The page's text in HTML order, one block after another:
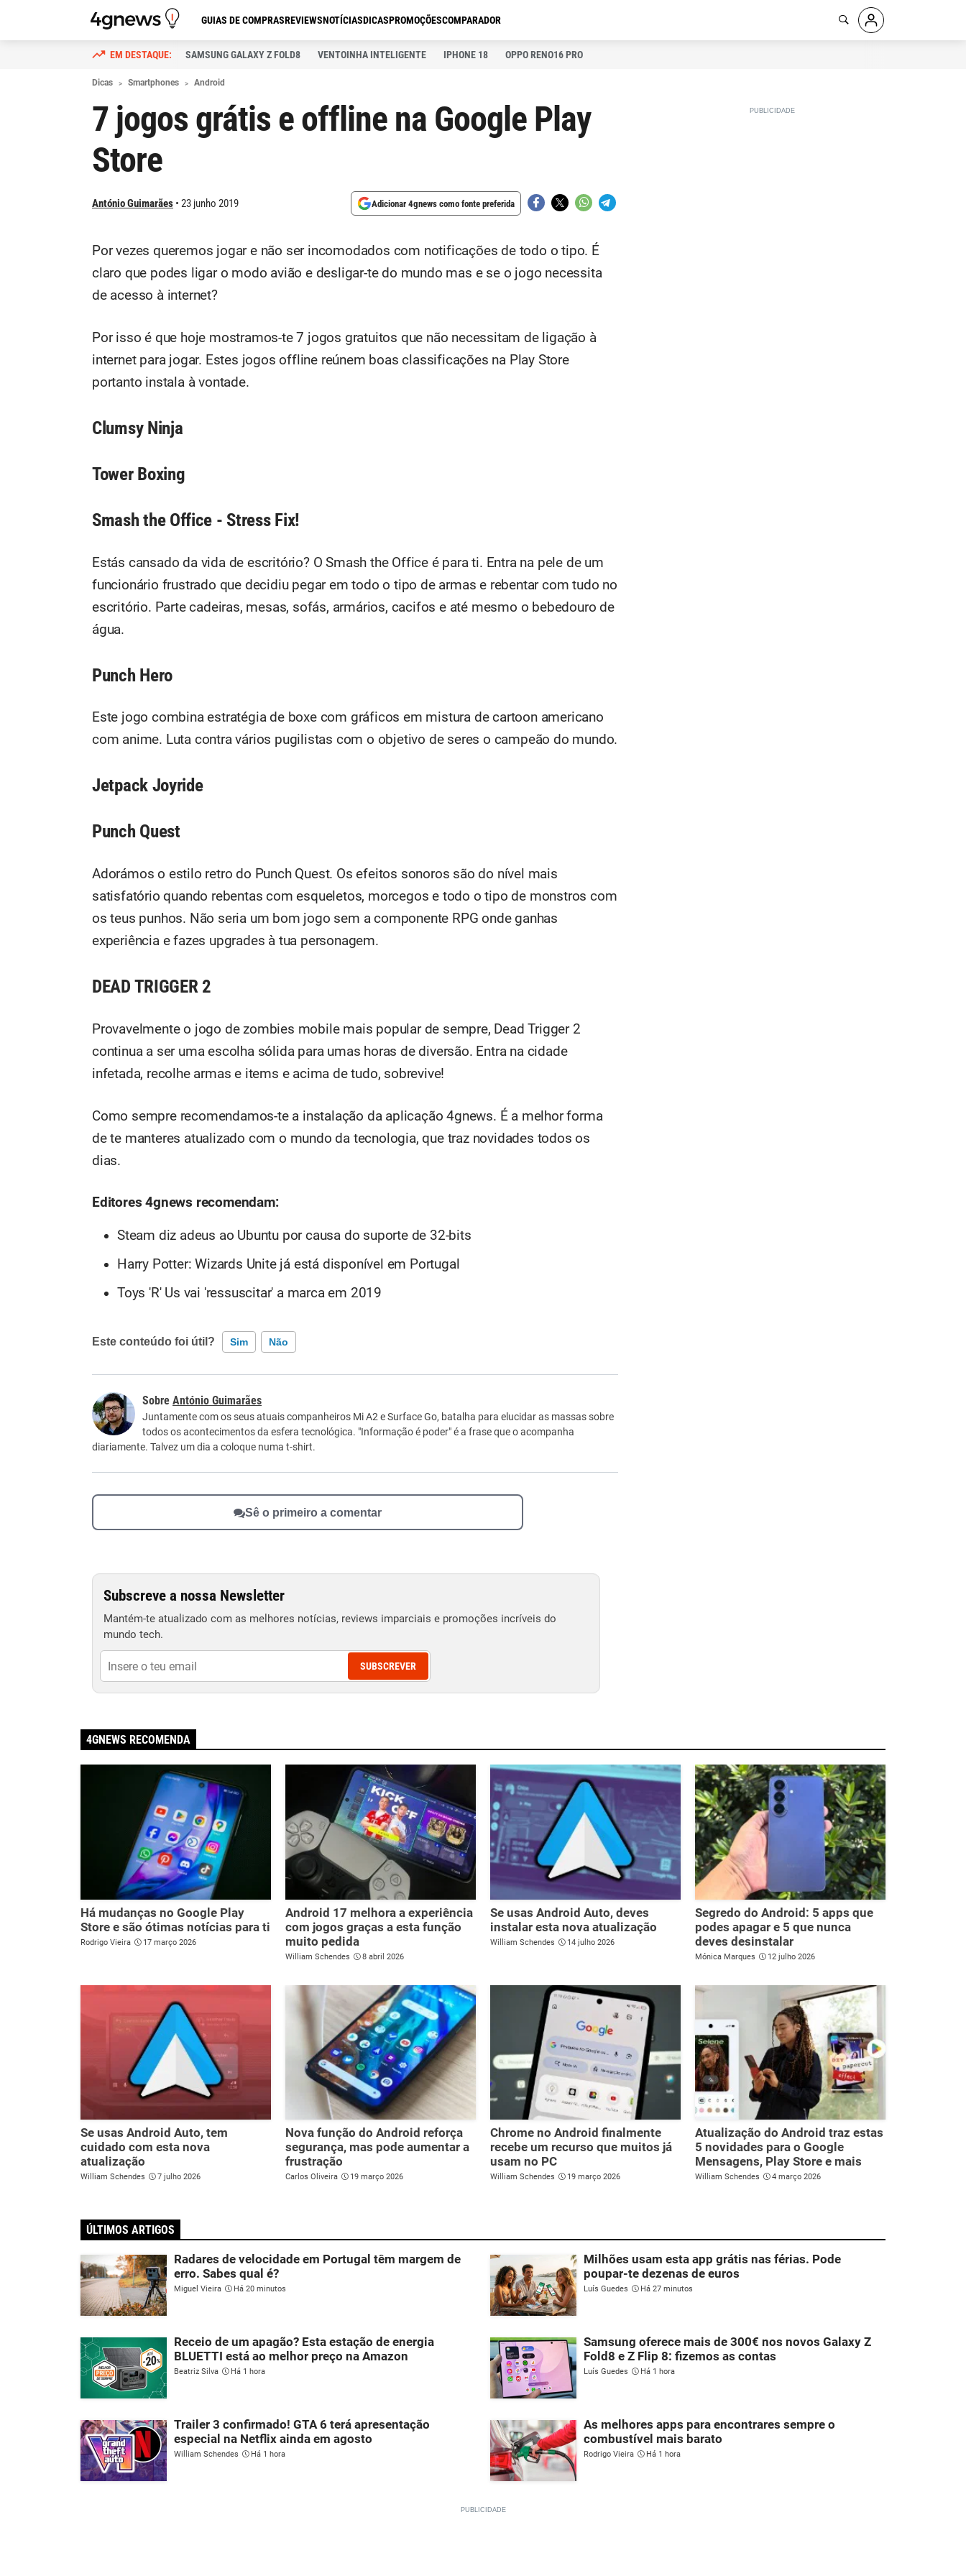
GUIAS DE COMPRASREVIEWSNOTÍCIASDICASPROMOÇÕESCOMPARADOR
SAMSUNG GALAXY Z FOLD8 VENTOINHA INTELIGENTE IPHONE 18 OPPO RENO16 PRO
Dicas Smartphones Android
7 jogos grátis e offline na Google Play
Store
António Guimarães 23 junho 2019 Adicionar 4gnews como fonte preferida
Por vezes queremos jogar e não ser incomodados com notificações de todo o tipo. É
claro que podes ligar o modo avião e desligar-te do mundo mas e se o jogo necessita
de acesso à internet?
Por isso é que hoje mostramos-te 7 jogos gratuitos que não necessitam de ligação à
internet para jogar. Estes jogos offline reúnem boas classificações na Play Store
portanto instala à vontade.
Clumsy Ninja
Tower Boxing
Smash the Office - Stress Fix!
Estás cansado da vida de escritório? O Smash the Office é para ti. Entra na pele de um
funcionário frustrado que decidiu pegar em todo o tipo de armas e rebentar com tudo no
escritório. Parte cadeiras, mesas, sofás, armários, cacifos e até mesmo o bebedouro de
água.
Punch Hero
Este jogo combina estratégia de boxe com gráficos em mistura de cartoon americano
com anime. Luta contra vários pugilistas com o objetivo de seres o campeão do mundo.
Jetpack Joyride
Punch Quest
Adorámos o estilo retro do Punch Quest. Os efeitos sonoros são do nível mais
satisfatório quando rebentas com esqueletos, morcegos e todo o tipo de monstros com
os teus punhos. Não seria um bom jogo sem a componente RPG onde ganhas
experiência e fazes upgrades à tua personagem.
DEAD TRIGGER 2
Provavelmente o jogo de zombies mobile mais popular de sempre, Dead Trigger 2
continua a ser uma escolha sólida para umas horas de diversão. Entra na cidade
infetada, recolhe armas e items e acima de tudo, sobrevive!
Como sempre recomendamos-te a instalação da aplicação 4gnews. É a melhor forma
de te manteres atualizado com o mundo da tecnologia, que traz novidades todos os
dias.
Editores 4gnews recomendam:
Steam diz adeus ao Ubuntu por causa do suporte de 32-bits
Harry Potter: Wizards Unite já está disponível em Portugal
Toys 'R' Us vai 'ressuscitar' a marca em 2019
Este conteúdo foi útil? Sim Não
Este conteúdo não tem a informação que procuro
Outro
António Guimarães
Juntamente com os seus atuais companheiros Mi A2 e Surface Go, batalha para elucidar as massas sobre
todos os acontecimentos da esfera tecnológica. "Informação é poder" é a frase que o acompanha
diariamente. Talvez um dia a coloque numa t-shirt.
Sê o primeiro a comentar
Subscreve a nossa Newsletter
Mantém-te atualizado com as melhores notícias, reviews imparciais e promoções incríveis do
mundo tech.
SUBSCREVER
4GNEWS RECOMENDA
Há mudanças no Google Play
Store e são ótimas notícias para ti
Rodrigo Vieira 17 março 2026
Android 17 melhora a experiência
com jogos graças a esta função
muito pedida
William Schendes 8 abril 2026
Se usas Android Auto, deves
instalar esta nova atualização
William Schendes 14 julho 2026
Segredo do Android: 5 apps que
podes apagar e 5 que nunca
deves desinstalar
Mónica Marques 12 julho 2026
Se usas Android Auto, tem
cuidado com esta nova
atualização
William Schendes 7 julho 2026
Nova função do Android reforça
segurança, mas pode aumentar a
frustração
Carlos Oliveira 19 março 2026
Chrome no Android finalmente
recebe um recurso que muitos já
usam no PC
William Schendes 19 março 2026
Atualização do Android traz estas
5 novidades para o Google
Mensagens, Play Store e mais
William Schendes 4 março 2026
ÚLTIMOS ARTIGOS
Radares de velocidade em Portugal têm margem de
erro. Sabes qual é?
Miguel Vieira Há 20 minutos
Milhões usam esta app grátis nas férias. Pode
poupar-te dezenas de euros
Luís Guedes Há 27 minutos
Receio de um apagão? Esta estação de energia
BLUETTI está ao melhor preço na Amazon
Beatriz Silva Há 1 hora
Samsung oferece mais de 300€ nos novos Galaxy Z
Fold8 e Z Flip 8: fizemos as contas
Luís Guedes Há 1 hora
Trailer 3 confirmado! GTA 6 terá apresentação
especial na Netflix ainda em agosto
William Schendes Há 1 hora
As melhores apps para encontrares sempre o
combustível mais barato
Rodrigo Vieira Há 1 hora